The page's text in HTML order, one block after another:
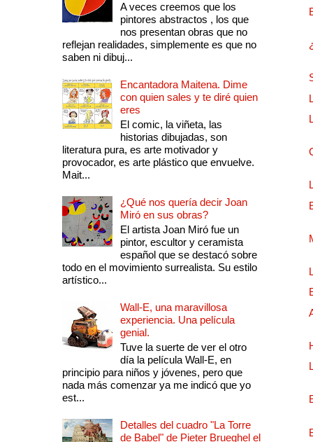
A veces creemos que los
pintores abstractos , los que
nos presentan obras que no
reflejan realidades, simplemente es que no
saben ni dibuj...
Encantadora Maitena. Dime
con quien sales y te diré quien
eres
El comic, la viñeta, las
historias dibujadas, son
literatura pura, es arte motivador y
provocador, es arte plástico que envuelve.
Mait...
¿Qué nos quería decir Joan
Miró en sus obras?
El artista Joan Miró fue un
pintor, escultor y ceramista
español que se destacó sobre
todo en el movimiento surrealista. Su estilo
artístico...
Wall-E, una maravillosa
experiencia. Una película
genial.
Tuve la suerte de ver el otro
día la película Wall-E, en
principio para niños y jóvenes, pero que
nada más comenzar ya me indicó que yo
est...
Detalles del cuadro "La Torre
de Babel" de Pieter Brueghel el